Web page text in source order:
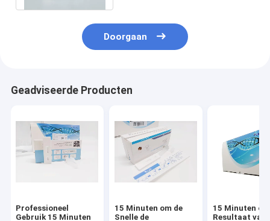
Doorgaan
Geadviseerde Producten
Professioneel
Gebruik 15 Minuten
15 Minuten om de
Snelle de
15 Minuten
Resultaat van